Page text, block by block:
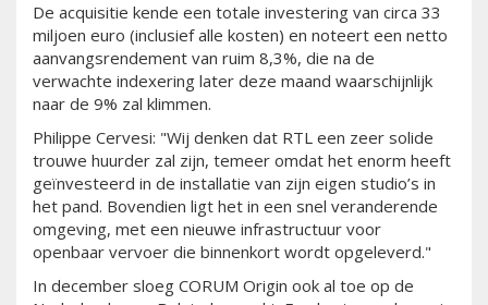
De acquisitie kende een totale investering van circa 33
miljoen euro (inclusief alle kosten) en noteert een netto
aanvangsrendement van ruim 8,3%, die na de
verwachte indexering later deze maand waarschijnlijk
naar de 9% zal klimmen.
Philippe Cervesi: "Wij denken dat RTL een zeer solide
trouwe huurder zal zijn, temeer omdat het enorm heeft
geïnvesteerd in de installatie van zijn eigen studio’s in
het pand. Bovendien ligt het in een snel veranderende
omgeving, met een nieuwe infrastructuur voor
openbaar vervoer die binnenkort wordt opgeleverd."
In december sloeg CORUM Origin ook al toe op de